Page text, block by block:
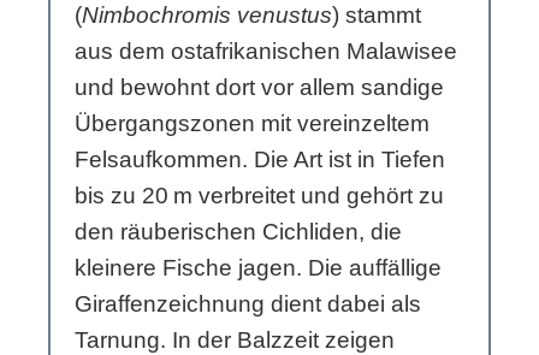
(Nimbochromis venustus) stammt
aus dem ostafrikanischen Malawisee
und bewohnt dort vor allem sandige
Übergangszonen mit vereinzeltem
Felsaufkommen. Die Art ist in Tiefen
bis zu 20 m verbreitet und gehört zu
den räuberischen Cichliden, die
kleinere Fische jagen. Die auffällige
Giraffenzeichnung dient dabei als
Tarnung. In der Balzzeit zeigen